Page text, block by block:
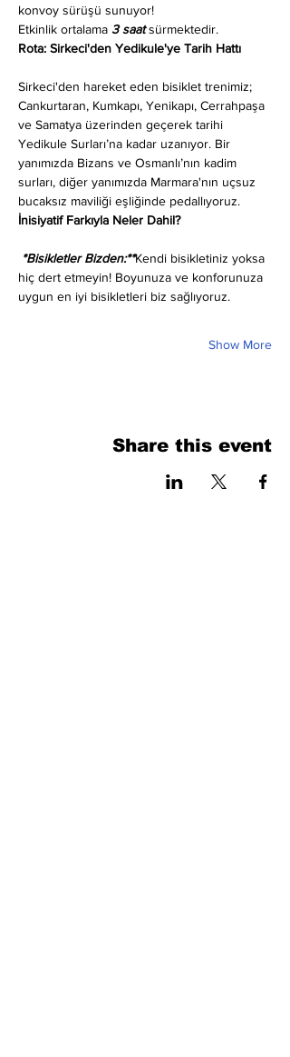
konvoy sürüşü sunuyor!
Etkinlik ortalama 3 saat sürmektedir.
Rota: Sirkeci'den Yedikule'ye Tarih Hattı
Sirkeci'den hareket eden bisiklet trenimiz;
Cankurtaran, Kumkapı, Yenikapı, Cerrahpaşa
ve Samatya üzerinden geçerek tarihi
Yedikule Surları’na kadar uzanıyor. Bir
yanımızda Bizans ve Osmanlı’nın kadim
surları, diğer yanımızda Marmara'nın uçsuz
bucaksız maviliği eşliğinde pedallıyoruz.
İnisiyatif Farkıyla Neler Dahil?
*Bisikletler Bizden:**Kendi bisikletiniz yoksa
hiç dert etmeyin! Boyunuza ve konforunuza
uygun en iyi bisikletleri biz sağlıyoruz.
Show More
Share this event